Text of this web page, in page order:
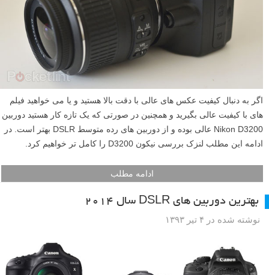
اگر به دنبال کیفیت عکس های عالی با دقت بالا هستید و یا می خواهید فیلم
های با کیفیت عالی بگیرید و همچنین در صورتی که یک تازه کار هستید دوربین
Nikon D3200 عالی بوده و از دوربین های رده متوسط DSLR بهتر است. در
ادامه این مطلب لنزک بررسی نیکون D3200 را کامل تر خواهیم کرد.
ادامه مطلب
بهترین دوربین های DSLR سال ۲۰۱۴
نوشته شده در ۴ تیر ۱۳۹۳